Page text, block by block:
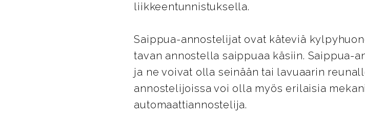
liikkeentunnistuksella.
Saippua-annostelijat ovat käteviä
tavan annostella saippuaa käsiin. Saippua-
ja ne voivat olla seinään tai lavuaarin
annostelijoissa voi olla myös erilaisia
automaattiannostelija.